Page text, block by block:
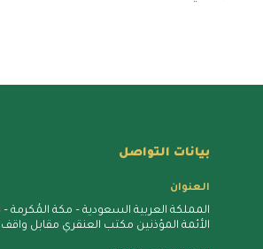
بيانات التواصل
العنوان
المملكة العربية السعودية – مكة المُكرمة
الأئمة المؤذنين مكتب العنقري مقابل واقف